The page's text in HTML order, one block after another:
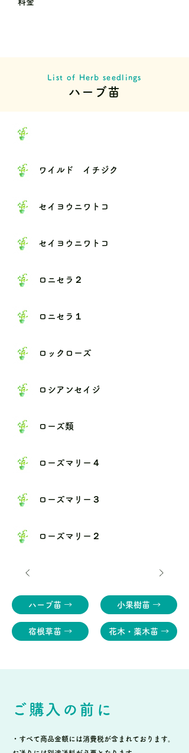
料金
List of Herb seedlings
ハーブ苗
ワイルド イチジク
セイヨウニワトコ
セイヨウニワトコ
ロニセラ２
ロニセラ１
ロックローズ
ロシアンセイジ
ローズ類
ローズマリー４
ローズマリー３
ローズマリー２
ハーブ苗 →
宿根草苗 →
小果樹苗 →
花木・薬木苗 →
ご購入の前に
・すべて商品金額には消費税が含まれております。